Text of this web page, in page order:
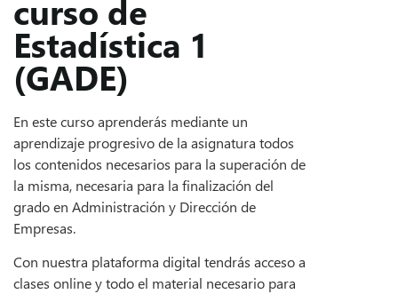
curso de
Estadística 1
(GADE)
En este curso aprenderás mediante un
aprendizaje progresivo de la asignatura todos
los contenidos necesarios para la superación de
la misma, necesaria para la finalización del
grado en Administración y Dirección de
Empresas.
Con nuestra plataforma digital tendrás acceso a
clases online y todo el material necesario para